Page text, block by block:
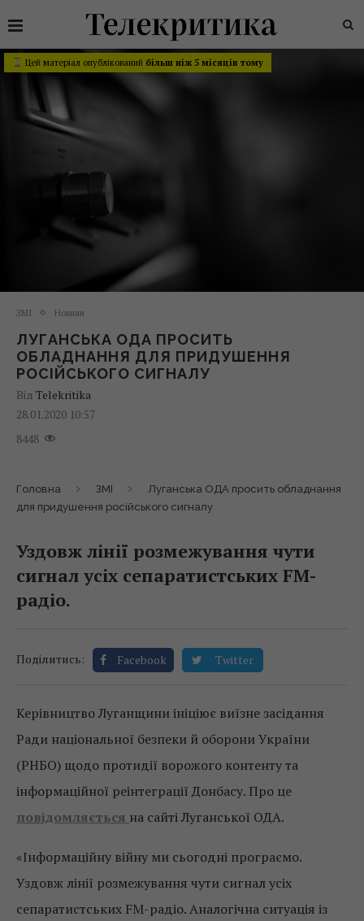
Цей матеріал опублікований більш ніж 5 місяців тому
ЗМІ Новини
ЛУГАНСЬКА ОДА ПРОСИТЬ
ОБЛАДНАННЯ ДЛЯ ПРИДУШЕННЯ
РОСІЙСЬКОГО СИГНАЛУ
Від Telekritika
28.01.2020 10:57
8448
Головна ЗМІ
Луганська ОДА просить обладнання
для придушення російського сигналу
Уздовж лінії розмежування чути
сигнал усіх сепаратистських FM-
радіо.
Поділитись: Facebook Twitter
Керівництво Луганщини ініціює виїзне засідання
Ради національної безпеки й оборони України
(РНБО) щодо протидії ворожого контенту та
інформаційної реінтеграції Донбасу. Про це
повідомляється на сайті Луганської ОДА.
«Інформаційну війну ми сьогодні програємо.
Уздовж лінії розмежування чути сигнал усіх
сепаратистських FM-радіо. Аналогічна ситуація із